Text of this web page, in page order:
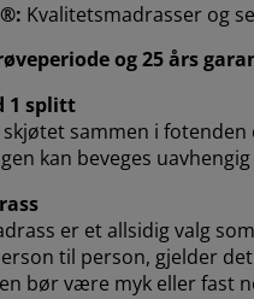
Kvalitetsmadrasser og
og 25 års
1 splitt
sammen i
kan beveges
er et allsidig valg
til person, gjelder
bør være myk eller fast